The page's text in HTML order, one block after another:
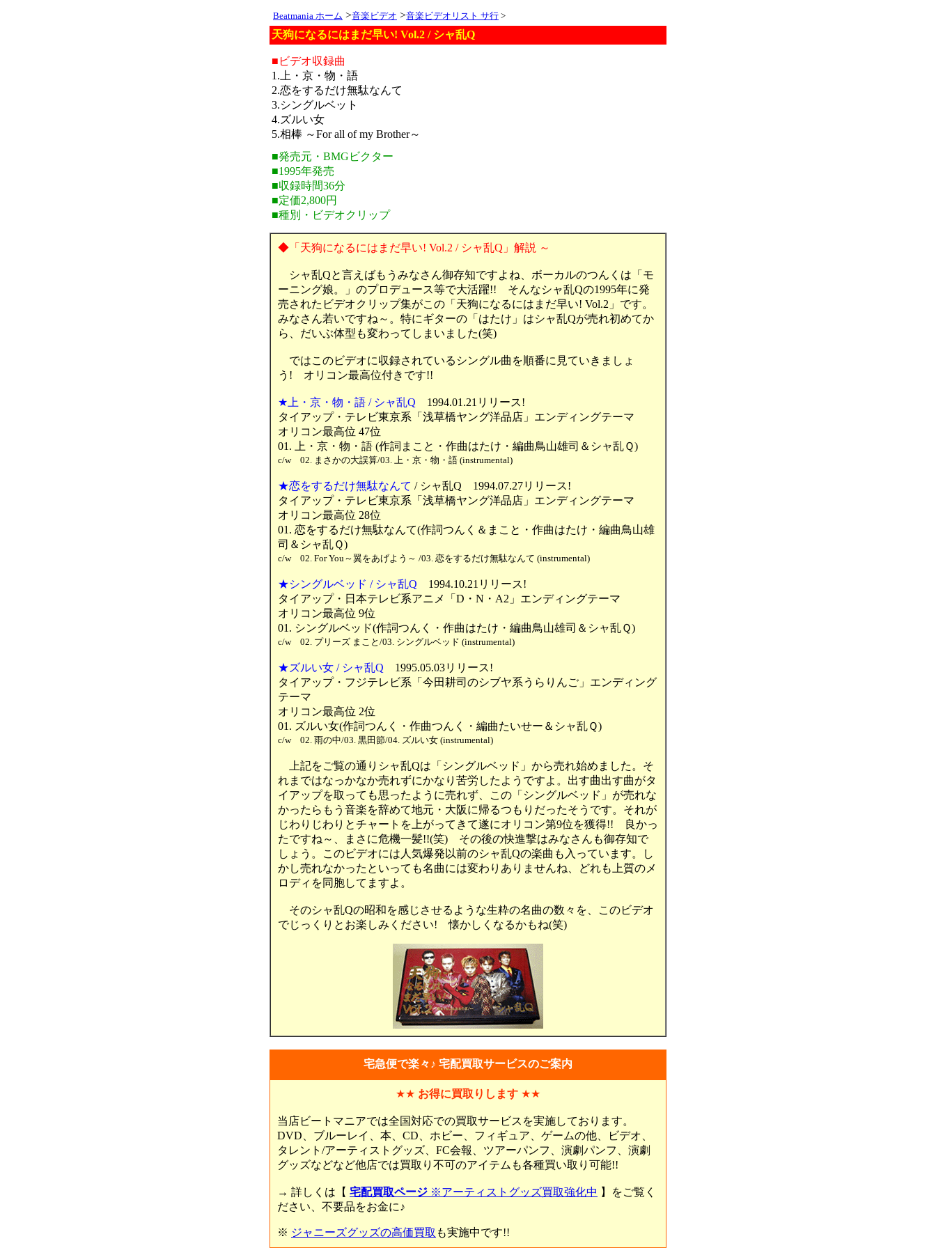
Beatmania ホーム >音楽ビデオ >音楽ビデオリスト サ行 >
天狗になるにはまだ早い! Vol.2 / シャ乱Q
■ビデオ収録曲
1.上・京・物・語
2.恋をするだけ無駄なんて
3.シングルベット
4.ズルい女
5.相棒 ～For all of my Brother～
■発売元・BMGビクター
■1995年発売
■収録時間36分
■定価2,800円
■種別・ビデオクリップ
◆「天狗になるにはまだ早い! Vol.2 / シャ乱Q」解説 ～
シャ乱Qと言えばもうみなさん御存知ですよね、ボーカルのつんくは「モ
ーニング娘。」のプロデュース等で大活躍!! そんなシャ乱Qの1995年に発
売されたビデオクリップ集がこの「天狗になるにはまだ早い! Vol.2」です。
みなさん若いですね～。特にギターの「はたけ」はシャ乱Qが売れ初めてか
ら、だいぶ体型も変わってしまいました(笑)
ではこのビデオに収録されているシングル曲を順番に見ていきましょ
う! オリコン最高位付きです!!
★上・京・物・語 / シャ乱Q 1994.01.21リリース!
タイアップ・テレビ東京系「浅草橋ヤング洋品店」エンディングテーマ
オリコン最高位 47位
01. 上・京・物・語 (作詞まこと・作曲はたけ・編曲鳥山雄司＆シャ乱Ｑ)
c/w 02. まさかの大誤算/03. 上・京・物・語 (instrumental)
★恋をするだけ無駄なんて / シャ乱Q 1994.07.27リリース!
タイアップ・テレビ東京系「浅草橋ヤング洋品店」エンディングテーマ
オリコン最高位 28位
01. 恋をするだけ無駄なんて(作詞つんく＆まこと・作曲はたけ・編曲鳥山雄
司＆シャ乱Ｑ)
c/w 02. For You～翼をあげよう～ /03. 恋をするだけ無駄なんて (instrumental)
★シングルベッド / シャ乱Q 1994.10.21リリース!
タイアップ・日本テレビ系アニメ「D・N・A2」エンディングテーマ
オリコン最高位 9位
01. シングルベッド(作詞つんく・作曲はたけ・編曲鳥山雄司＆シャ乱Ｑ)
c/w 02. プリーズ まこと/03. シングルベッド (instrumental)
★ズルい女 / シャ乱Q 1995.05.03リリース!
タイアップ・フジテレビ系「今田耕司のシブヤ系うらりんご」エンディング
テーマ
オリコン最高位 2位
01. ズルい女(作詞つんく・作曲つんく・編曲たいせー＆シャ乱Ｑ)
c/w 02. 雨の中/03. 黒田節/04. ズルい女 (instrumental)
上記をご覧の通りシャ乱Qは「シングルベッド」から売れ始めました。そ
れまではなっかなか売れずにかなり苦労したようですよ。出す曲出す曲がタ
イアップを取っても思ったように売れず、この「シングルベッド」が売れな
かったらもう音楽を辞めて地元・大阪に帰るつもりだったそうです。それが
じわりじわりとチャートを上がってきて遂にオリコン第9位を獲得!! 良かっ
たですね～、まさに危機一髪!!(笑) その後の快進撃はみなさんも御存知で
しょう。このビデオには人気爆発以前のシャ乱Qの楽曲も入っています。し
かし売れなかったといっても名曲には変わりありませんね、どれも上質のメ
ロディを同胞してますよ。
そのシャ乱Qの昭和を感じさせるような生粋の名曲の数々を、このビデオ
でじっくりとお楽しみください! 懐かしくなるかもね(笑)
宅急便で楽々♪ 宅配買取サービスのご案内
★★ お得に買取りします ★★
当店ビートマニアでは全国対応での買取サービスを実施しております。
DVD、ブルーレイ、本、CD、ホビー、フィギュア、ゲームの他、ビデオ、
タレント/アーティストグッズ、FC会報、ツアーパンフ、演劇パンフ、演劇
グッズなどなど他店では買取り不可のアイテムも各種買い取り可能!!
→ 詳しくは【 宅配買取ページ ※アーティストグッズ買取強化中 】をご覧く
ださい、不要品をお金に♪
※ ジャニーズグッズの高価買取 も実施中です!!